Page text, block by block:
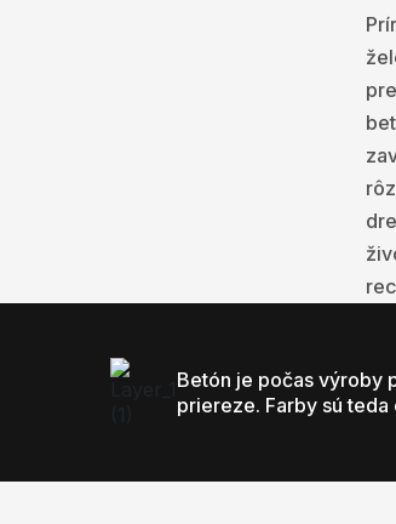
Betón je počas výroby
priereze. Farby sú teda